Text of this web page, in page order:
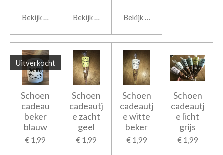
Bekijk details Bekijk details Bekijk details
Uitverkocht
Schoen
cadeau
beker
blauw
€ 1,99
Schoen
cadeautj
e zacht
geel
€ 1,99
Schoen
cadeautj
e witte
beker
€ 1,99
Schoen
cadeautj
e licht
grijs
€ 1,99